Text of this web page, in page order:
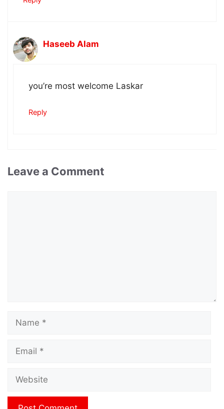
Haseeb Alam
you’re most welcome Laskar
Reply
Leave a Comment
Name
Email
Website